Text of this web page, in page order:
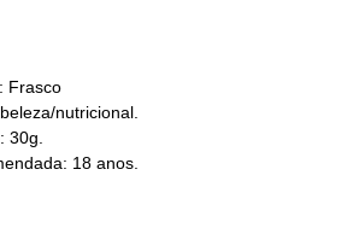
Frasco
nutricional.
30g.
18 anos.